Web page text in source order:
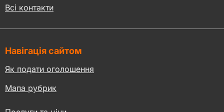
Всі контакти
Навігація сайтом
Як подати оголошення
Мапа рубрик